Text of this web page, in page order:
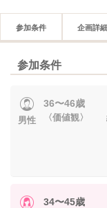
参加条件 企画詳細
参加条件
男性
36〜46歳
〈価値観〉
34〜45歳